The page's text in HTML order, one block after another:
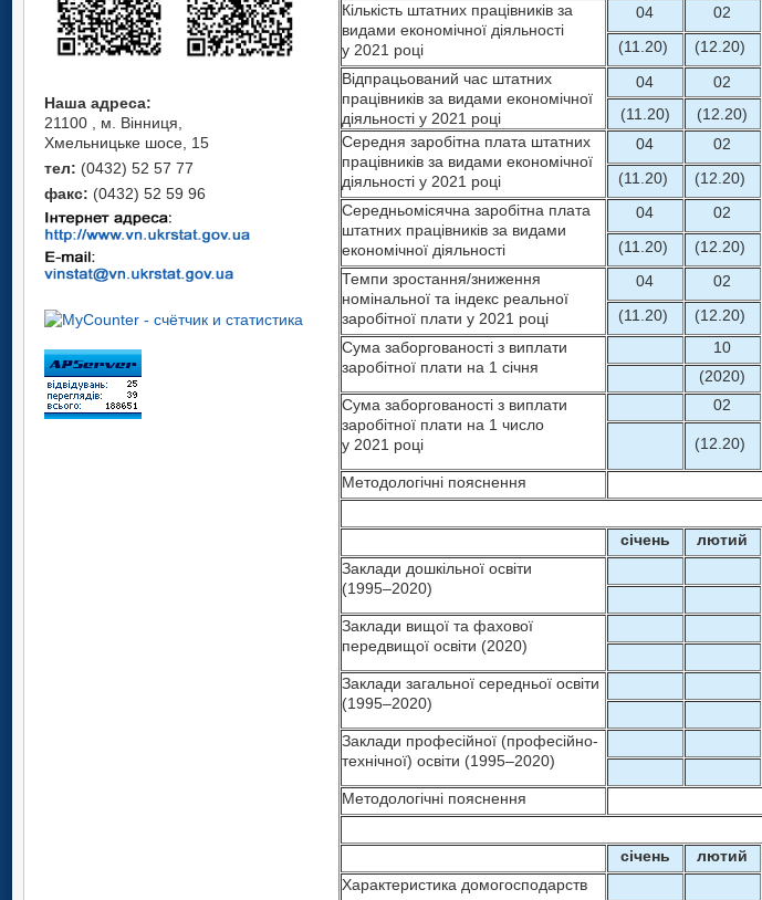
Наша адреса:
21100 , м. Вінниця,
Хмельницьке шосе, 15
тел: (0432) 52 57 77
факс: (0432) 52 59 96
Кількість штатних працівників за
видами економічної діяльності
у 2021 році
04 02
(11.20)
(12.20)
Відпрацьований час штатних
працівників за видами економічної
діяльності у 2021 році
04 02
(11.20)
(12.20)
Середня заробітна плата штатних
працівників за видами економічної
діяльності у 2021 році
04 02
(11.20)
(12.20)
Середньомісячна заробітна плата
штатних працівників за видами
економічної діяльності
04 02
(11.20)
(12.20)
Темпи зростання/зниження
номінальної та індекс реальної
заробітної плати у 2021 році
04 02
(11.20)
(12.20)
Сума заборгованості з виплати
заробітної плати на 1 січня
10
(2020)
Сума заборгованості з виплати
заробітної плати на 1 число
у 2021 році
02
(12.20)
Методологічні пояснення
січень
лютий
Заклади дошкільної освіти
(1995–2020)
Заклади вищої та фахової
передвищої освіти (2020)
Заклади загальної середньої освіти
(1995–2020)
Заклади професійної (професійно-
технічної) освіти (1995–2020)
Методологічні пояснення
січень
лютий
Характеристика домогосподарств